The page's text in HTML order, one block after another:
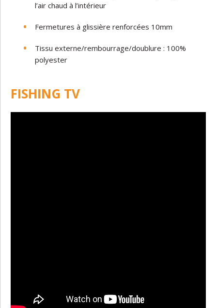
l’air chaud à l’intérieur
Fermetures à glissière renforcées 10mm
Tissu externe/rembourrage/doublure : 100%
polyester
FISHING TV